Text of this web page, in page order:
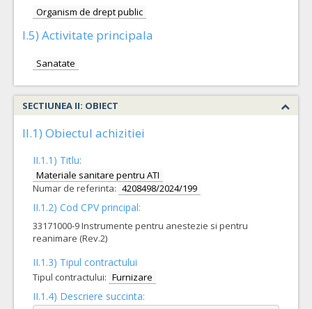
Organism de drept public
I.5) Activitate principala
Sanatate
SECTIUNEA II: OBIECT
II.1) Obiectul achizitiei
II.1.1) Titlu:
Materiale sanitare pentru ATI
Numar de referinta: 4208498/2024/199
II.1.2) Cod CPV principal:
33171000-9 Instrumente pentru anestezie si pentru
reanimare (Rev.2)
II.1.3) Tipul contractului
Tipul contractului: Furnizare
II.1.4) Descriere succinta: